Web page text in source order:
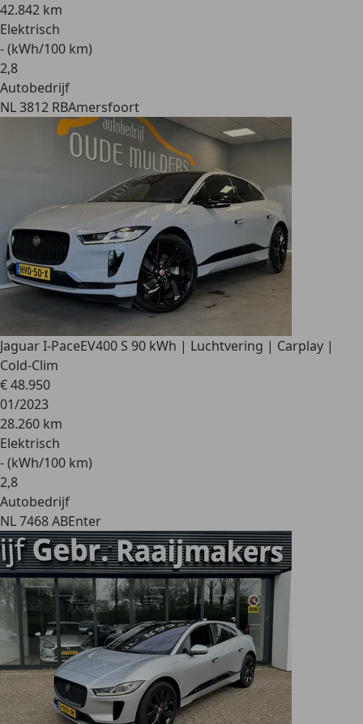
42.842 km
Elektrisch
- (kWh/100 km)
2,8
Autobedrijf
NL 3812 RBAmersfoort
Jaguar I-PaceEV400 S 90 kWh | Luchtvering | Carplay |
Cold-Clim
€ 48.950
01/2023
28.260 km
Elektrisch
- (kWh/100 km)
2,8
Autobedrijf
NL 7468 ABEnter